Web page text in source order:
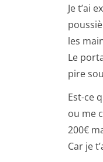
Je t’ai
les
Le
pire
Est-ce
ou me
200€
Car je